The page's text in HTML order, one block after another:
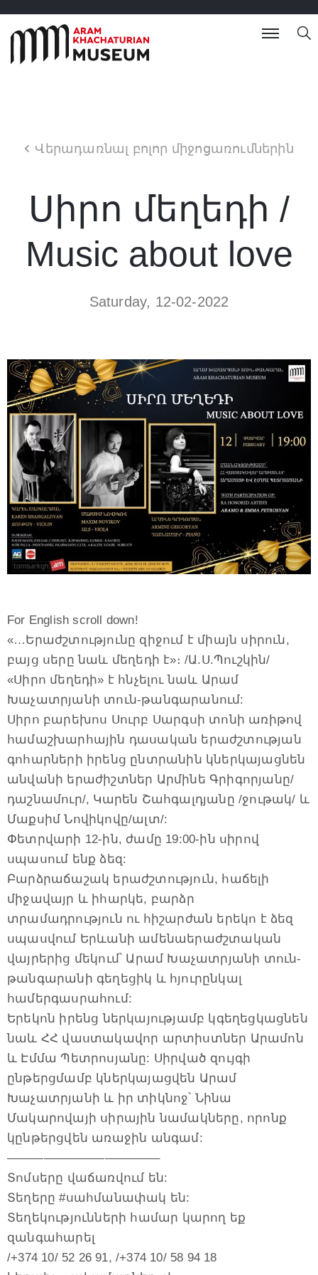
Վերադառնալ բոլոր միջոցառումներին
Սիրո մեղեդի /
Music about love
Saturday, 12-02-2022
For English scroll down!
«…Երաժշտությունը զիջում է միայն սիրուն,
բայց սերը նաև մեղեդի է»։ /Ա.Ս.Պուշկին/
«Սիրո մեղեդի» է հնչելու նաև Արամ
Խաչատրյանի տուն-թանգարանում:
Սիրո բարեխոս Սուրբ Սարգսի տոնի առիթով
համաշխարհային դասական երաժշտության
գոհարների իրենց ընտրանին կներկայացնեն
անվանի երաժիշտներ Արմինե Գրիգորյանը/
դաշնամուր/, Կարեն Շահգալդյանը /ջութակ/ և
Մաքսիմ Նովիկովը/ալտ/:
Փետրվարի 12-ին, ժամը 19:00-ին սիրով
սպասում ենք ձեզ:
Բարձրաճաշակ երաժշտություն, հաճելի
միջավայր և իհարկե, բարձր
տրամադրություն ու հիշարժան երեկո է ձեզ
սպասվում Երևանի ամենաերաժշտական
վայրերից մեկում՝ Արամ Խաչատրյանի տուն-
թանգարանի գեղեցիկ և հյուրընկալ
համերգասրահում:
Երեկոն իրենց ներկայությամբ կգեղեցկացնեն
նաև ՀՀ վաստակավոր արտիստներ Արամոն
և Էմմա Պետրոսյանը: Սիրված զույգի
ընթերցմամբ կներկայացվեն Արամ
Խաչատրյանի և իր տիկնոջ՝ Նինա
Մակարովայի սիրային նամակները, որոնք
կընթերցվեն առաջին անգամ:
————————————–
Տոմսերը վաճառվում են:
Տեղերը #սահմանափակ են:
Տեղեկությունների համար կարող եք
զանգահարել
/+374 10/ 52 26 91, /+374 10/ 58 94 18